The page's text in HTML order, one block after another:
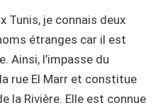
Tunis, je connais deux
étranges car il est
Ainsi, l’impasse du
rue El Marr et constitue
la Rivière. Elle est connue